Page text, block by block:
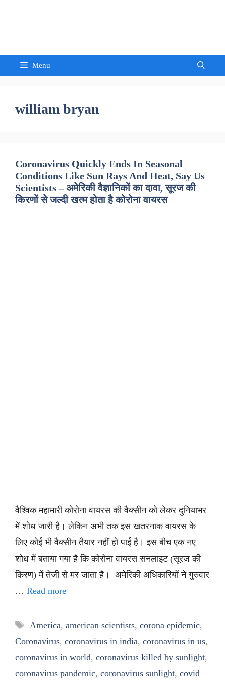
Menu
william bryan
Coronavirus Quickly Ends In Seasonal
Conditions Like Sun Rays And Heat, Say Us
Scientists – अमेरिकी वैज्ञानिकों का दावा, सूरज की
किरणों से जल्दी खत्म होता है कोरोना वायरस
वैश्विक महामारी कोरोना वायरस की वैक्सीन को लेकर दुनियाभर
में शोध जारी है। लेकिन अभी तक इस खतरनाक वायरस के
लिए कोई भी वैक्सीन तैयार नहीं हो पाई है। इस बीच एक नए
शोध में बताया गया है कि कोरोना वायरस सनलाइट (सूरज की
किरण) में तेजी से मर जाता है। अमेरिकी अधिकारियों ने गुरुवार
… Read more
Tags
America, american scientists, corona epidemic,
Coronavirus, coronavirus in india, coronavirus in us,
coronavirus in world, coronavirus killed by sunlight,
coronavirus pandemic, coronavirus sunlight, covid